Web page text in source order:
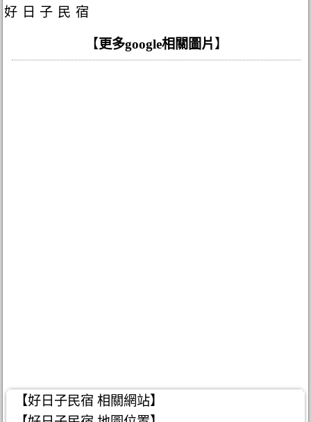
好日子民宿
【 更多google相關圖片 】
【好日子民宿 相關網站】